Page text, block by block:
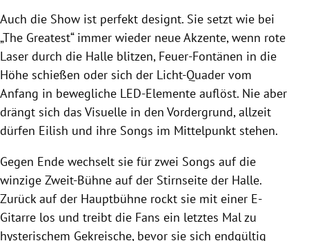
Auch die Show ist perfekt designt. Sie setzt wie bei
„The Greatest“ immer wieder neue Akzente, wenn rote
Laser durch die Halle blitzen, Feuer-Fontänen in die
Höhe schießen oder sich der Licht-Quader vom
Anfang in bewegliche LED-Elemente auflöst. Nie aber
drängt sich das Visuelle in den Vordergrund, allzeit
dürfen Eilish und ihre Songs im Mittelpunkt stehen.
Gegen Ende wechselt sie für zwei Songs auf die
winzige Zweit-Bühne auf der Stirnseite der Halle.
Zurück auf der Hauptbühne rockt sie mit einer E-
Gitarre los und treibt die Fans ein letztes Mal zu
hysterischem Gekreische, bevor sie sich endgültig